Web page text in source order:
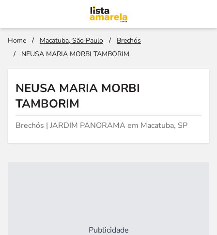
Home / Macatuba, São Paulo /
Brechós
/
NEUSA MARIA MORBI TAMBORIM
NEUSA MARIA MORBI
TAMBORIM
Brechós | JARDIM PANORAMA em Macatuba, SP
Publicidade